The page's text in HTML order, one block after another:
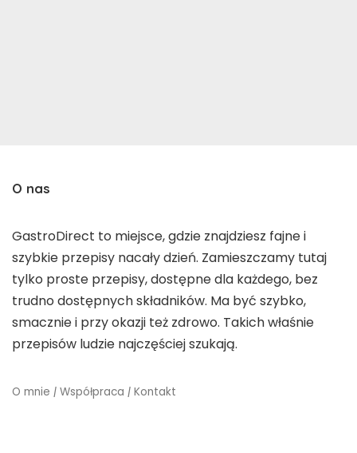
O nas
GastroDirect to miejsce, gdzie znajdziesz fajne i
szybkie przepisy nacały dzień. Zamieszczamy tutaj
tylko proste przepisy, dostępne dla każdego, bez
trudno dostępnych składników. Ma być szybko,
smacznie i przy okazji też zdrowo. Takich właśnie
przepisów ludzie najczęściej szukają.
O mnie | Współpraca | Kontakt